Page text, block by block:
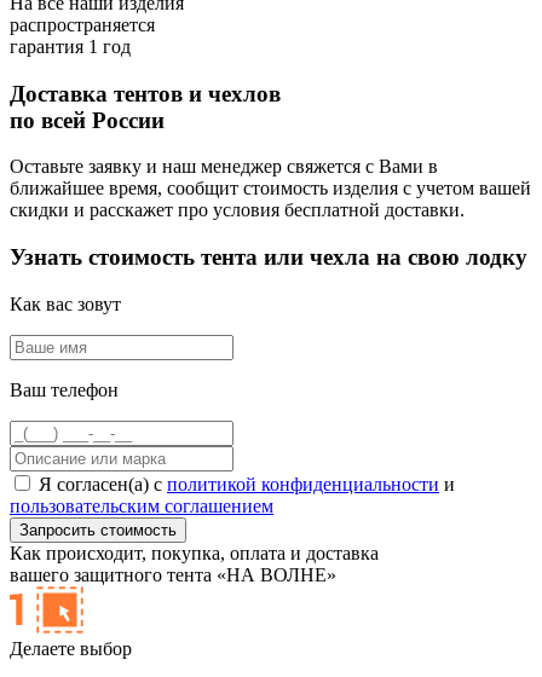
распространяется
гарантия 1 год
Доставка тентов и чехлов
по всей России
Оставьте заявку и наш менеджер свяжется с Вами в
ближайшее время, сообщит стоимость изделия с учетом вашей
скидки и расскажет про условия бесплатной доставки.
Узнать стоимость тента или чехла на свою лодку
Как вас зовут
Ваш телефон
Я согласен(а) с политикой конфиденциальности и
пользовательским соглашением
Как происходит, покупка, оплата и доставка
вашего защитного тента «НА ВОЛНЕ»
Делаете выбор